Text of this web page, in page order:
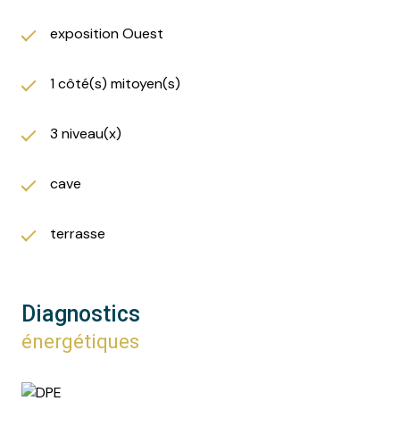
exposition Ouest
1 côté(s) mitoyen(s)
3 niveau(x)
cave
terrasse
Diagnostics
énergétiques